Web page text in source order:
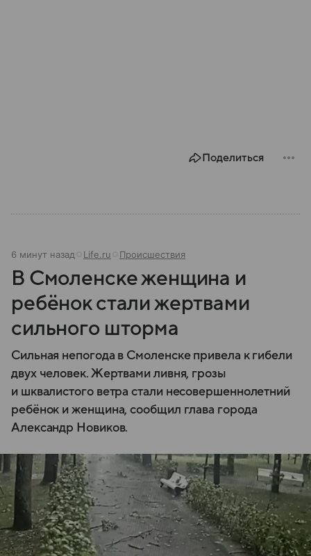
Поделиться
6 минут назад Life.ru Происшествия
В Смоленске женщина и
ребёнок стали жертвами
сильного шторма
Сильная непогода в Смоленске привела к гибели
двух человек. Жертвами ливня, грозы
и шквалистого ветра стали несовершеннолетний
ребёнок и женщина, сообщил глава города
Александр Новиков.